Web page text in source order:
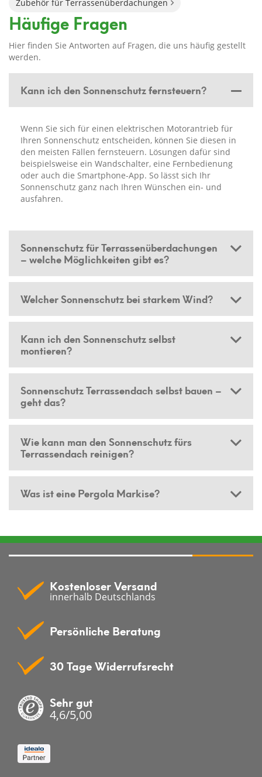
Zubehör für Terrassenüberdachungen
Häufige Fragen
Hier finden Sie Antworten auf Fragen, die uns häufig gestellt
werden.
Kann ich den Sonnenschutz fernsteuern?
Wenn Sie sich für einen elektrischen Motorantrieb für
Ihren Sonnenschutz entscheiden, können Sie diesen in
den meisten Fällen fernsteuern. Lösungen dafür sind
beispielsweise ein Wandschalter, eine Fernbedienung
oder auch die Smartphone-App. So lässt sich Ihr
Sonnenschutz ganz nach Ihren Wünschen ein- und
ausfahren.
Sonnenschutz für Terrassenüberdachungen
– welche Möglichkeiten gibt es?
Welcher Sonnenschutz bei starkem Wind?
Kann ich den Sonnenschutz selbst
montieren?
Sonnenschutz Terrassendach selbst bauen –
geht das?
Wie kann man den Sonnenschutz fürs
Terrassendach reinigen?
Was ist eine Pergola Markise?
Kostenloser Versand
innerhalb Deutschlands
Persönliche Beratung
30 Tage Widerrufsrecht
Sehr gut
4,6/5,00